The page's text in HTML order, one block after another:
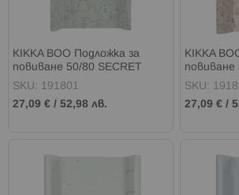
KIKKA BOO Подложка за
повиване 50/80 SECRET
GARDEN GREEN
SKU: 191801
27,09 € / 52,98 лв.
KIKKA
повиване
GARDEN
SKU:
27,09 € /